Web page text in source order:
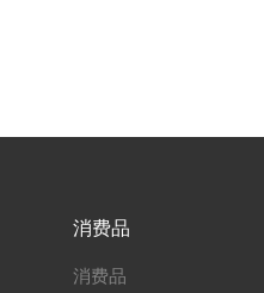
消费品
消费品